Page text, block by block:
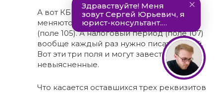
А вот КБК (поле 104) периодически
меняются. Ошибиться можно и в ОКТМО
(поле 105). А налоговый период (поле 107)
вообще каждый раз нужно писать новый.
Вот эти три поля и могут завести платеж в
невыясненные.
Что касается оставшихся трех реквизитов